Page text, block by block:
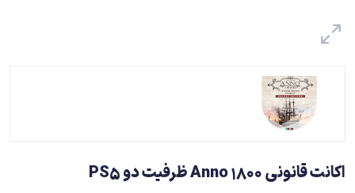
اکانت قانونی Anno 1800 ظرفیت دو PS5